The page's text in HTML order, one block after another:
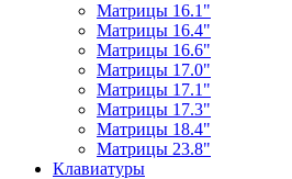
Матрицы 16.1"
Матрицы 16.4"
Матрицы 16.6"
Матрицы 17.0"
Матрицы 17.1"
Матрицы 17.3"
Матрицы 18.4"
Матрицы 23.8"
Клавиатуры